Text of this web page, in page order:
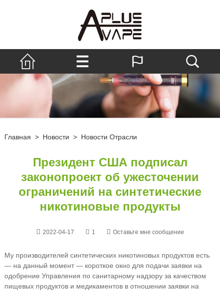
Главная > Новости > Новости Отрасли
Президент США подписал
законопроект об ужесточении
ограничений на синтетические
никотиновые продукты
2022-04-17 1 Оставьте мне сообщение
Mу производителей синтетических никотиновых продуктов есть
— на данный момент — короткое окно для подачи заявки на
одобрение Управления по санитарному надзору за качеством
пищевых продуктов и медикаментов в отношении заявки на